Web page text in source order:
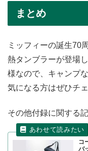
まとめ
ミッフィーの誕生70
熱タンブラーが登場
様なので、キャンプ
気になる方はぜひチ
その他付録に関する
コ
バ